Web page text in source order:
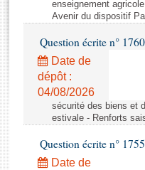
Rapports législatifs
Rapports sur l'application
Baromètre de
Dossiers législatifs
Budget et sécurité sociale
Anciennes
enseignement
Avenir du dispositif
Question écrite n°
Date de
dépôt :
04/08/2026
sécurité des biens et
estivale - Renforts
Question écrite n°
Date de